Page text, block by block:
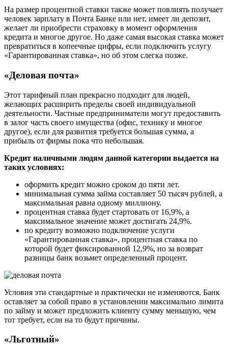
На размер процентной ставки также может повлиять получает
человек зарплату в Почта Банке или нет, имеет ли депозит,
желает ли приобрести страховку в момент оформления
кредита и многое другое. Но даже самая высокая ставка может
превратиться в копеечные цифры, если подключить услугу
«Гарантированная ставка», но об этом слегка позже.
«Деловая почта»
Этот тарифный план прекрасно подходит для людей,
желающих расширить пределы своей индивидуальной
деятельности. Частные предприниматели могут предоставить
в залог часть своего имущества (офис, технику и многое
другое), если для развития требуется большая сумма, а
прибыль от фирмы пока что небольшая.
Кредит наличными людям данной категории выдается на
таких условиях:
оформить кредит можно сроком до пяти лет.
минимальная сумма займа составляет 50 тысяч рублей, а
максимальная равна одному миллиону.
процентная ставка будет стартовать от 16,9%, а
максимальное значение может достигать 24,9%.
по кредиту возможно подключение услуги
«Гарантированная ставка», процентная ставка по
которой будет фиксированной 12,9%, но за возврат
разницы банк возьмет определенный процент.
Условия эти стандартные и практически не изменяются. Банк
оставляет за собой право в установлении максимально лимита
по займу и может предложить клиенту сумму меньшую, чем
тот требует, если на то будут причины.
«Льготный»